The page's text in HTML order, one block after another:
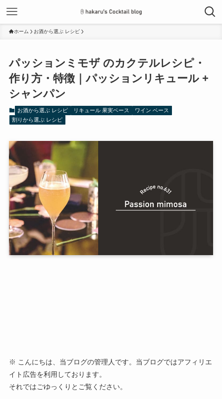
ホーム お酒から選ぶ レシピ
パッションミモザ のカクテルレシピ・
作り方・特徴｜パッションリキュール +
シャンパン
お酒から選ぶ レシピ リキュール 果実ベース
ワイン ベース
割りから選ぶ レシピ
※ こんにちは、当ブログの管理人です。当ブログではアフィリエ
イト広告を利用しております。
それではごゆっくりとご覧ください。